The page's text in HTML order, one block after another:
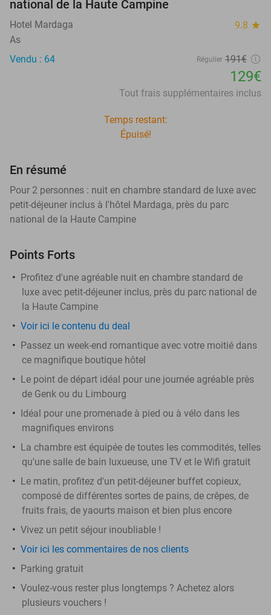
national de la Haute Campine
Hotel Mardaga 9.8 star
As
Vendu : 64
Régulier 191€
129€
Tout frais supplémentaires inclus
Temps restant:
Épuisé!
En résumé
Pour 2 personnes : nuit en chambre standard de luxe avec
petit-déjeuner inclus à l'hôtel Mardaga, près du parc
national de la Haute Campine
Points Forts
Profitez d'une agréable nuit en chambre standard de
luxe avec petit-déjeuner inclus, près du parc national de
la Haute Campine
Voir ici le contenu du deal
Passez un week-end romantique avec votre moitié dans
ce magnifique boutique hôtel
Le point de départ idéal pour une journée agréable près
de Genk ou du Limbourg
Idéal pour une promenade à pied ou à vélo dans les
magnifiques environs
La chambre est équipée de toutes les commodités, telles
qu'une salle de bain luxueuse, une TV et le Wifi gratuit
Le matin, profitez d'un petit-déjeuner buffet copieux,
composé de différentes sortes de pains, de crêpes, de
fruits frais, de yaourts maison et bien plus encore
Vivez un petit séjour inoubliable !
Voir ici les commentaires de nos clients
Parking gratuit
Voulez-vous rester plus longtemps ? Achetez alors
plusieurs vouchers !